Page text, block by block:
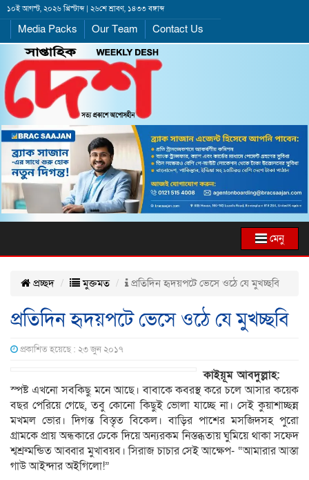
১০ই আগস্ট, ২০২৬ খ্রিস্টাব্দ | ২৬শে শ্রাবণ, ১৪৩৩ বঙ্গাব্দ
Media Packs Our Team Contact Us
মেনু
প্রচ্ছদ মুক্তমত প্রতিদিন হৃদয়পটে ভেসে ওঠে যে মুখচ্ছবি
প্রতিদিন হৃদয়পটে ভেসে ওঠে যে মুখচ্ছবি
প্রকাশিত হয়েছে : ২৩ জুন ২০১৭
কাইয়ূম আবদুল্লাহ:
স্পষ্ট এখনো সবকিছু মনে আছে। বাবাকে কবরস্থ করে চলে আসার কয়েক
বছর পেরিয়ে গেছে, তবু কোনো কিছুই ভোলা যাচ্ছে না। সেই কুয়াশাচ্ছন্ন
মখমল ভোর। দিগন্ত বিস্তৃত বিকেল। বাড়ির পাশের মসজিদসহ পুরো
গ্রামকে প্রায় অন্ধকারে ঢেকে দিয়ে অন্যরকম নিস্তব্ধতায় ঘুমিয়ে থাকা সফেদ
শ্বশ্রুমন্ডিত আব্বার মুখাবয়ব। সিরাজ চাচার সেই আক্ষেপ- “আমারার আস্তা
গাউ আইন্দার অইগিলো!”